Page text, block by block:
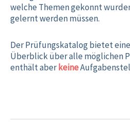
welche Themen gekonnt
gelernt werden müssen.
Der Prüfungskatalog bietet
Überblick über alle möglichen
enthält aberkeine